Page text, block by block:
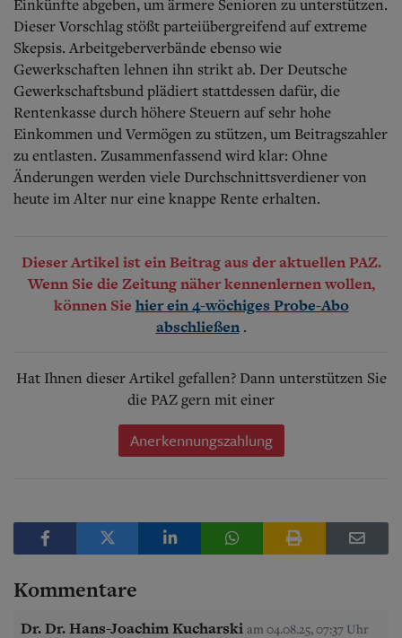
Einkünfte abgeben, um ärmere Senioren zu unterstützen.
Dieser Vorschlag stößt parteiübergreifend auf extreme
Skepsis. Arbeitgeberverbände ebenso wie
Gewerkschaften lehnen ihn strikt ab. Der Deutsche
Gewerkschaftsbund plädiert stattdessen dafür, die
Rentenkasse durch höhere Steuern auf sehr hohe
Einkommen und Vermögen zu stützen, um Beitragszahler
zu entlasten. Zusammenfassend wird klar: Ohne
Änderungen werden viele Durchschnittsverdiener von
heute im Alter nur eine knappe Rente erhalten.
Dieser Artikel ist ein Beitrag aus der aktuellen PAZ.
Wenn Sie die Zeitung näher kennenlernen wollen,
können Sie hier ein 4-wöchiges Probe-Abo
abschließen .
Hat Ihnen dieser Artikel gefallen? Dann unterstützen Sie
die PAZ gern mit einer
Anerkennungszahlung
Kommentare
Dr. Dr. Hans-Joachim Kucharski am 04.08.25, 07:37 Uhr